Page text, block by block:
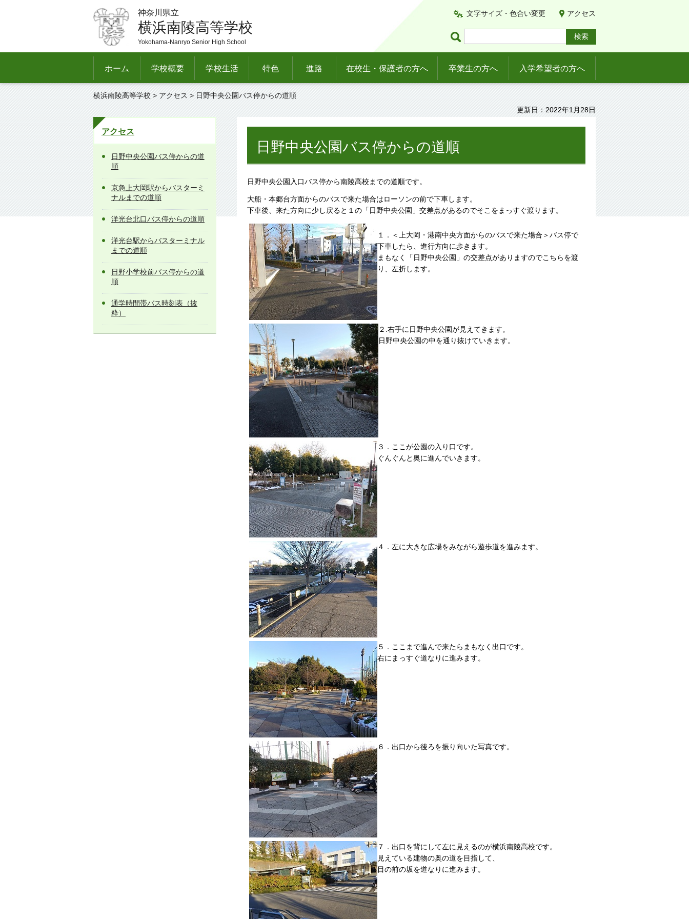
神奈川県立
横浜南陵高等学校
Yokohama-Nanryo Senior High School
文字サイズ・色合い変更 アクセス
ホーム 学校概要 学校生活 特色 進路 在校生・保護者の方へ 卒業生の方へ 入学希望者の方へ
横浜南陵高等学校 > アクセス > 日野中央公園バス停からの道順
更新日：2022年1月28日
アクセス
日野中央公園バス停からの道
順
京急上大岡駅からバスターミ
ナルまでの道順
洋光台北口バス停からの道順
洋光台駅からバスターミナル
までの道順
日野小学校前バス停からの道
順
通学時間帯バス時刻表（抜
粋）
日野中央公園バス停からの道順
日野中央公園入口バス停から南陵高校までの道順です。
大船・本郷台方面からのバスで来た場合はローソンの前で下車します。
下車後、来た方向に少し戻ると１の「日野中央公園」交差点があるのでそこをまっすぐ渡ります。
１．＜上大岡・港南中央方面からのバスで来た場合＞バス停で
下車したら、進行方向に歩きます。
まもなく「日野中央公園」の交差点がありますのでこちらを渡
り、左折します。
２.右手に日野中央公園が見えてきます。
日野中央公園の中を通り抜けていきます。
３．ここが公園の入り口です。
ぐんぐんと奥に進んでいきます。
４．左に大きな広場をみながら遊歩道を進みます。
５．ここまで進んで来たらまもなく出口です。
右にまっすぐ道なりに進みます。
６．出口から後ろを振り向いた写真です。
７．出口を背にして左に見えるのが横浜南陵高校です。
見えている建物の奥の道を目指して、
目の前の坂を道なりに進みます。